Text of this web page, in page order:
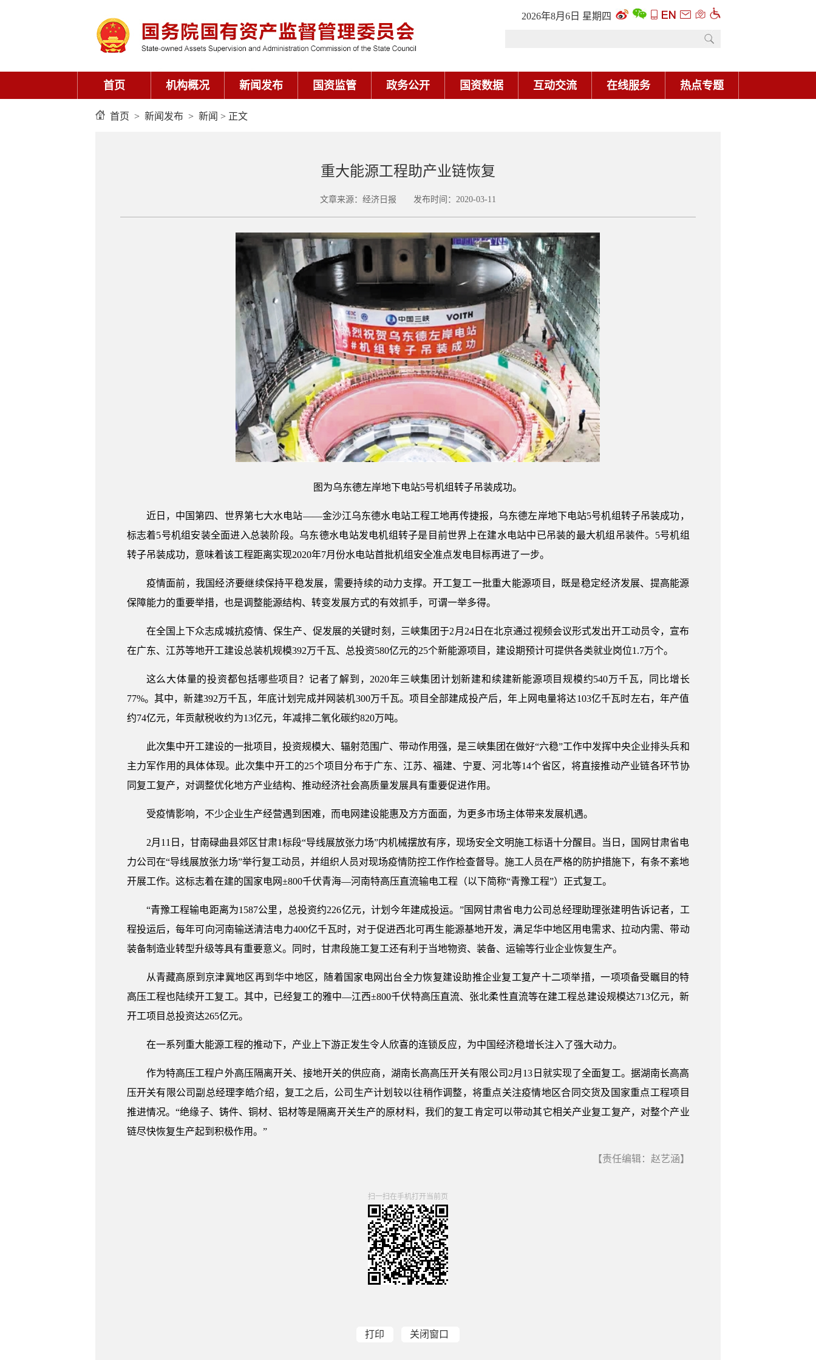
2026年8月6日 星期四
首页 机构概况 新闻发布 国资监管 政务公开 国资数据 互动交流 在线服务 热点专题
首页 > 新闻发布 > 新闻 > 正文
重大能源工程助产业链恢复
文章来源：经济日报 发布时间：2020-03-11
图为乌东德左岸地下电站5号机组转子吊装成功。
近日，中国第四、世界第七大水电站——金沙江乌东德水电站工程工地再传捷报，乌东德左岸地下电站5号机组转子吊装成功，
标志着5号机组安装全面进入总装阶段。乌东德水电站发电机组转子是目前世界上在建水电站中已吊装的最大机组吊装件。5号机组
转子吊装成功，意味着该工程距离实现2020年7月份水电站首批机组安全准点发电目标再进了一步。
疫情面前，我国经济要继续保持平稳发展，需要持续的动力支撑。开工复工一批重大能源项目，既是稳定经济发展、提高能源
保障能力的重要举措，也是调整能源结构、转变发展方式的有效抓手，可谓一举多得。
在全国上下众志成城抗疫情、保生产、促发展的关键时刻，三峡集团于2月24日在北京通过视频会议形式发出开工动员令，宣布
在广东、江苏等地开工建设总装机规模392万千瓦、总投资580亿元的25个新能源项目，建设期预计可提供各类就业岗位1.7万个。
这么大体量的投资都包括哪些项目？记者了解到，2020年三峡集团计划新建和续建新能源项目规模约540万千瓦，同比增长
77%。其中，新建392万千瓦，年底计划完成并网装机300万千瓦。项目全部建成投产后，年上网电量将达103亿千瓦时左右，年产值
约74亿元，年贡献税收约为13亿元，年减排二氧化碳约820万吨。
此次集中开工建设的一批项目，投资规模大、辐射范围广、带动作用强，是三峡集团在做好“六稳”工作中发挥中央企业排头兵和
主力军作用的具体体现。此次集中开工的25个项目分布于广东、江苏、福建、宁夏、河北等14个省区，将直接推动产业链各环节协
同复工复产，对调整优化地方产业结构、推动经济社会高质量发展具有重要促进作用。
受疫情影响，不少企业生产经营遇到困难，而电网建设能惠及方方面面，为更多市场主体带来发展机遇。
2月11日，甘南碌曲县郊区甘肃1标段“导线展放张力场”内机械摆放有序，现场安全文明施工标语十分醒目。当日，国网甘肃省电
力公司在“导线展放张力场”举行复工动员，并组织人员对现场疫情防控工作作检查督导。施工人员在严格的防护措施下，有条不紊地
开展工作。这标志着在建的国家电网±800千伏青海—河南特高压直流输电工程（以下简称“青豫工程”）正式复工。
“青豫工程输电距离为1587公里，总投资约226亿元，计划今年建成投运。”国网甘肃省电力公司总经理助理张建明告诉记者，工
程投运后，每年可向河南输送清洁电力400亿千瓦时，对于促进西北可再生能源基地开发，满足华中地区用电需求、拉动内需、带动
装备制造业转型升级等具有重要意义。同时，甘肃段施工复工还有利于当地物资、装备、运输等行业企业恢复生产。
从青藏高原到京津冀地区再到华中地区，随着国家电网出台全力恢复建设助推企业复工复产十二项举措，一项项备受瞩目的特
高压工程也陆续开工复工。其中，已经复工的雅中—江西±800千伏特高压直流、张北柔性直流等在建工程总建设规模达713亿元，新
开工项目总投资达265亿元。
在一系列重大能源工程的推动下，产业上下游正发生令人欣喜的连锁反应，为中国经济稳增长注入了强大动力。
作为特高压工程户外高压隔离开关、接地开关的供应商，湖南长高高压开关有限公司2月13日就实现了全面复工。据湖南长高高
压开关有限公司副总经理李皓介绍，复工之后，公司生产计划较以往稍作调整，将重点关注疫情地区合同交货及国家重点工程项目
推进情况。“绝缘子、铸件、铜材、铝材等是隔离开关生产的原材料，我们的复工肯定可以带动其它相关产业复工复产，对整个产业
链尽快恢复生产起到积极作用。”
【责任编辑：赵艺涵】
扫一扫在手机打开当前页
打印 关闭窗口